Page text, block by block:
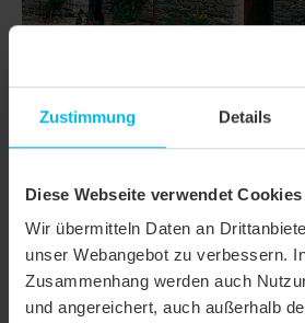
Zustimmung Details
Diese Webseite verwendet Cookies
Wir übermitteln Daten an
unser Webangebot zu verbessern.
Zusammenhang werden auch
und angereichert, auch außerhalb
DETAILS
Produktfamilie
Produktgruppe Dachziegel
Objektart